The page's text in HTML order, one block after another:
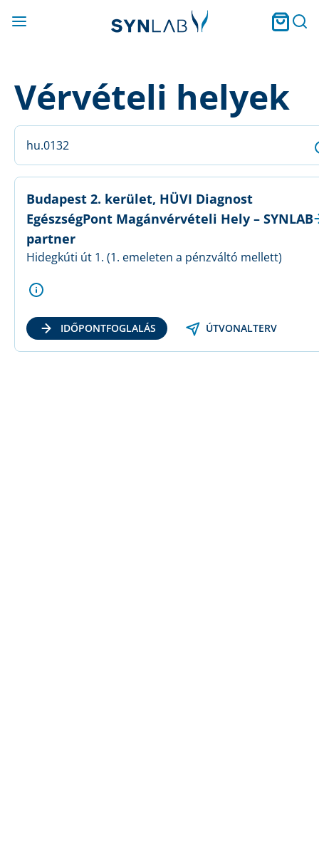
Vérvételi helyek
Budapest 2. kerület, HÜVI Diagnost
EgészségPont Magánvérvételi Hely – SYNLAB
partner
Hidegkúti út 1. (1. emeleten a pénzváltó mellett)
IDŐPONTFOGLALÁS ÚTVONALTERV